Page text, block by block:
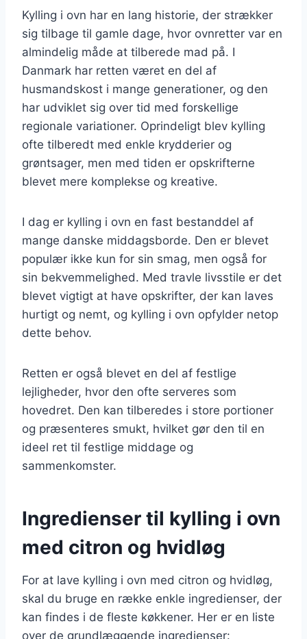
Kylling i ovn har en lang historie, der strækker
sig tilbage til gamle dage, hvor ovnretter var en
almindelig måde at tilberede mad på. I
Danmark har retten været en del af
husmandskost i mange generationer, og den
har udviklet sig over tid med forskellige
regionale variationer. Oprindeligt blev kylling
ofte tilberedt med enkle krydderier og
grøntsager, men med tiden er opskrifterne
blevet mere komplekse og kreative.
I dag er kylling i ovn en fast bestanddel af
mange danske middagsborde. Den er blevet
populær ikke kun for sin smag, men også for
sin bekvemmelighed. Med travle livsstile er det
blevet vigtigt at have opskrifter, der kan laves
hurtigt og nemt, og kylling i ovn opfylder netop
dette behov.
Retten er også blevet en del af festlige
lejligheder, hvor den ofte serveres som
hovedret. Den kan tilberedes i store portioner
og præsenteres smukt, hvilket gør den til en
ideel ret til festlige middage og
sammenkomster.
Ingredienser til kylling i ovn
med citron og hvidløg
For at lave kylling i ovn med citron og hvidløg,
skal du bruge en række enkle ingredienser, der
kan findes i de fleste køkkener. Her er en liste
over de grundlæggende ingredienser: